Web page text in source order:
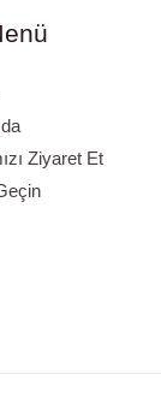
Ziyaret Et